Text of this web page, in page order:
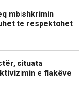
mbishkrimin
të respektohet
situata
e flakëve